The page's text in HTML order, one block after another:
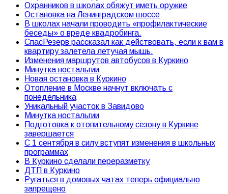
Охранников в школах обяжут иметь оружие
Остановка на Ленинградском шоссе
В школах начали проводить «профилактические
беседы» о вреде квадробинга.
СпасРезерв рассказал как действовать, если к вам в
квартиру залетела летучая мышь.
Изменения маршрутов автобусов в Куркино
Минутка ностальгии
Новая остановка в Куркино
Отопление в Москве начнут включать с
понедельника
Уникальный участок в Завидово
Минутка ностальгии
Подготовка к отопительному сезону в Куркине
завершается
С 1 сентября в силу вступят изменения в школьных
программах
В Куркино сделали переразметку
ДТП в Куркино
Ругаться в домовых чатах теперь официально
запрещено